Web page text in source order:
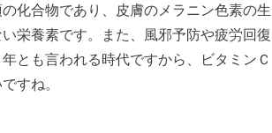
化合物であり、皮膚のメラニン色素の生
栄養素です。また、風邪予防や疲労回復
とも言われる時代ですから、ビタミンＣ
すね。